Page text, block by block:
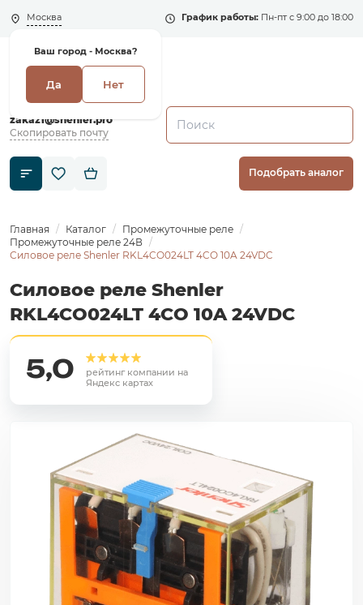
Москва
Ваш город - Москва?
Да Нет
График работы: Пн-пт с 9:00 до 18:00
+7 (495) 135-135-5
zakaz1@shenler.pro
Скопировать почту
Подобрать аналог
Главная Каталог
Промежуточные реле
Промежуточные реле 24В
Силовое реле Shenler RKL4CO024LT 4CO 10A 24VDC
Силовое реле Shenler
RKL4CO024LT 4CO 10A 24VDC
5,0
рейтинг компании на
Яндекс картах